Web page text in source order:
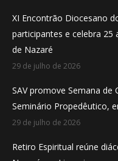
XI Encontrão Diocesano
participantes e celebra 25
de Nazaré
29 de julho de 2026
SAV promove Semana de
Seminário Propedêutico,
29 de julho de 2026
Retiro Espiritual reúne